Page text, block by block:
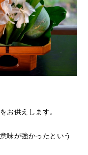
お供えします。
味が強かったという